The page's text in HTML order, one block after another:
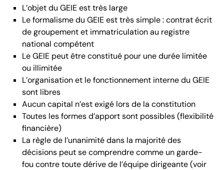
L’objet du GEIE est très large
Le formalisme du GEIE est très simple : contrat écrit
de groupement et immatriculation au registre
national compétent
Le GEIE peut être constitué pour une durée limitée
ou illimitée
L’organisation et le fonctionnement interne du GEIE
sont libres
Aucun capital n’est exigé lors de la constitution
Toutes les formes d’apport sont possibles (flexibilité
financière)
La règle de l’unanimité dans la majorité des
décisions peut se comprendre comme un garde-
fou contre toute dérive de l’équipe dirigeante (voir